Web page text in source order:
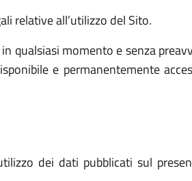
relative all’utilizzo del Sito.
qualsiasi momento e senza
e permanentemente
dei dati pubblicati sul